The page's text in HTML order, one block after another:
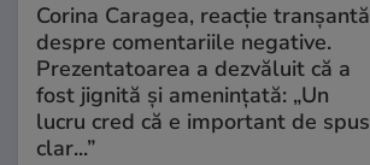
Corina Caragea, reacție tranșantă
despre comentariile negative.
Prezentatoarea a dezvăluit că a
fost jignită și amenințată: „Un
lucru cred că e important de spus
clar...”